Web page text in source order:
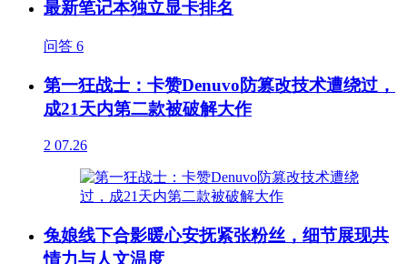
最新笔记本独立显卡排名
问答 6
第一狂战士：卡赞Denuvo防篡改技术遭绕过，
成21天内第二款被破解大作
2 07.26
兔娘线下合影暖心安抚紧张粉丝，细节展现共
情力与人文温度